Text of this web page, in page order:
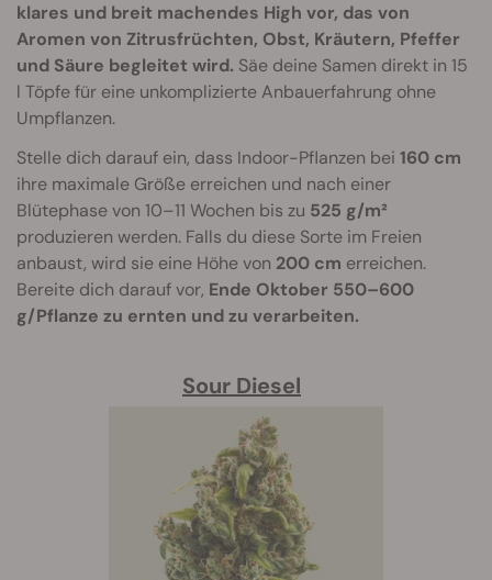
klares und breit machendes High vor, das von
Aromen von Zitrusfrüchten, Obst, Kräutern, Pfeffer
und Säure begleitet wird. Säe deine Samen direkt in 15
l Töpfe für eine unkomplizierte Anbauerfahrung ohne
Umpflanzen.
Stelle dich darauf ein, dass Indoor-Pflanzen bei 160 cm
ihre maximale Größe erreichen und nach einer
Blütephase von 10–11 Wochen bis zu 525 g/m²
produzieren werden. Falls du diese Sorte im Freien
anbaust, wird sie eine Höhe von 200 cm erreichen.
Bereite dich darauf vor, Ende Oktober 550–600
g/Pflanze zu ernten und zu verarbeiten.
Sour Diesel